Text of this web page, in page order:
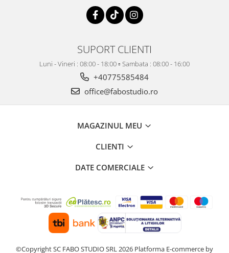
SUPORT CLIENTI
Luni - Vineri : 08:00 - 18:00 ▫️ Sambata : 08:00 - 16:00
+40775585484
office@fabostudio.ro
MAGAZINUL MEU
CLIENTI
DATE COMERCIALE
©Copyright SC FABO STUDIO SRL 2026 Platforma E-commerce by